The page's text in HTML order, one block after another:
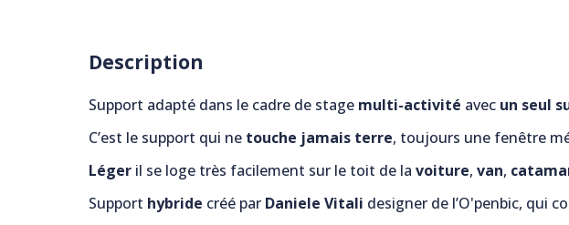
Description
Support adapté dans le cadre de stage multi-activité avec un seul
C’est le support qui ne touche jamais terre, toujours une fenêtre
Léger il se loge très facilement sur le toit de la voiture, van,
Support hybride créé par Daniele Vitali designer de l’O'penbic, qui